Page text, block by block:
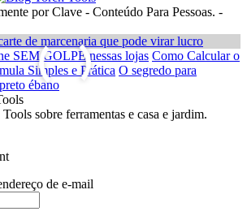
por Clave - Conteúdo Para Pessoas. -
de marcenaria que pode virar lucro
SEM GOLPE nessas lojas Como Calcular o
Simples e Prática O segredo para
ébano
de e-mail